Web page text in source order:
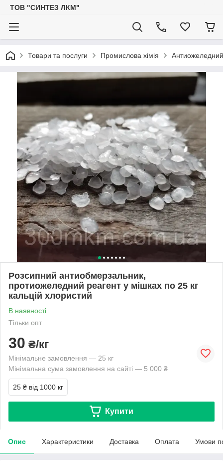
ТОВ "СИНТЕЗ ЛКМ"
Товари та послуги Промислова хімія
Розсипний антиобмерзальник,
протиожеледний реагент у мішках по 25 кг
кальцій хлористий
В наявності
Тільки опт
30 ₴/кг
Мінімальне замовлення — 25 кг
Мінімальна сума замовлення на сайті — 5 000 ₴
25 ₴ від 1000 кг
Купити
Опис Характеристики Доставка Оплата Умови